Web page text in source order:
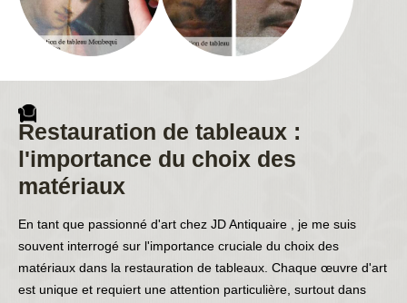
Restauration de tableaux :
l'importance du choix des
matériaux
En tant que passionné d'art chez JD Antiquaire , je me suis
souvent interrogé sur l'importance cruciale du choix des
matériaux dans la restauration de tableaux. Chaque œuvre d'art
est unique et requiert une attention particulière, surtout dans